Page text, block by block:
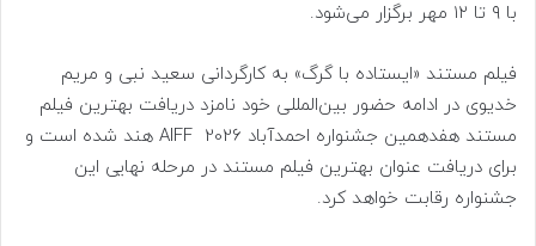
با ۹ تا ۱۲ مهر برگزار می‌شود.
فیلم مستند «ایستاده با گرگ» به کارگردانی سعید نبی و مریم
خدیوی در ادامه حضور بین‌المللی خود نامزد دریافت بهترین فیلم
مستند هفدهمین جشنواره احمدآباد AIFF 2026 هند شده است و
برای دریافت عنوان بهترین فیلم مستند در مرحله نهایی این
جشنواره رقابت خواهد کرد.